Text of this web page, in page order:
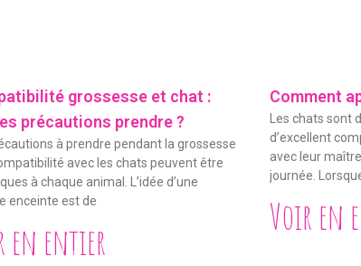
grossesse et chat :
précautions prendre ?
à prendre pendant la grossesse
avec les chats peuvent être
à chaque animal. L’idée d’une
enceinte est de
en entier
Comment
Les chats sont
d’excellent
avec leur
journée.
Voir en